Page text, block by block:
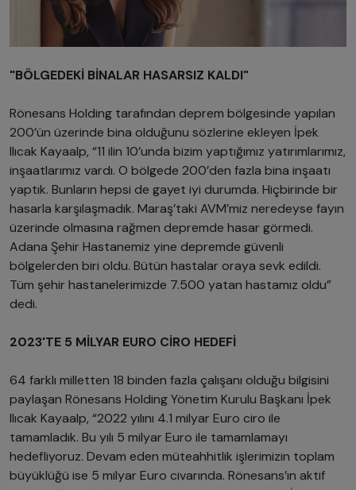
"BÖLGEDEKİ BİNALAR HASARSIZ KALDI"
Rönesans Holding tarafından deprem bölgesinde yapılan
200’ün üzerinde bina olduğunu sözlerine ekleyen İpek
Ilıcak Kayaalp, “11 ilin 10’unda bizim yaptığımız yatırımlarımız,
inşaatlarımız vardı. O bölgede 200’den fazla bina inşaatı
yaptık. Bunların hepsi de gayet iyi durumda. Hiçbirinde bir
hasarla karşılaşmadık. Maraş’taki AVM’miz neredeyse fayın
üzerinde olmasına rağmen depremde hasar görmedi.
Adana Şehir Hastanemiz yine depremde güvenli
bölgelerden biri oldu. Bütün hastalar oraya sevk edildi.
Tüm şehir hastanelerimizde 7.500 yatan hastamız oldu”
dedi.
2023'TE 5 MİLYAR EURO CİRO HEDEFİ
64 farklı milletten 18 binden fazla çalışanı olduğu bilgisini
paylaşan Rönesans Holding Yönetim Kurulu Başkanı İpek
Ilıcak Kayaalp, “2022 yılını 4.1 milyar Euro ciro ile
tamamladık. Bu yılı 5 milyar Euro ile tamamlamayı
hedefliyoruz. Devam eden müteahhitlik işlerimizin toplam
büyüklüğü ise 5 milyar Euro civarında. Rönesans’ın aktif